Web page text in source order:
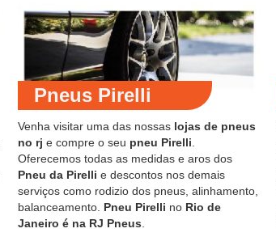
Pneus Pirelli
Venha visitar uma das nossas lojas de pneus
no rj e compre o seu pneu Pirelli
Oferecemos todas as medidas e aros dos
Pneu da Pirelli e descontos nos demais
serviços como rodizio dos pneus, alinhamento,
balanceamento. Pneu Pirelli no Rio de
Janeiro é na RJ Pneus